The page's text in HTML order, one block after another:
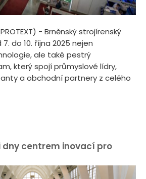
- Brněnský strojírenský
do 10. října 2025 nejen
ale také pestrý
který spojí průmyslové lídry,
a obchodní partnery z celého
dny centrem inovací pro